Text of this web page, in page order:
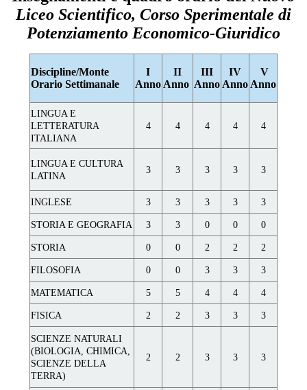
Liceo Scientifico, Corso Sperimentale di
Potenziamento Economico-Giuridico
Discipline/Monte
Orario Settimanale
I
Anno
II
Anno
III
Anno
IV
Anno
V
Anno
LINGUA E
LETTERATURA
ITALIANA
4 4 4 4 4
LINGUA E CULTURA
LATINA
3 3 3 3 3
INGLESE 3 3 3 3 3
STORIA E GEOGRAFIA 3 3 0 0 0
STORIA 0 0 2 2 2
FILOSOFIA 0 0 3 3 3
MATEMATICA 5 5 4 4 4
FISICA 2 2 3 3 3
SCIENZE NATURALI
(BIOLOGIA, CHIMICA,
SCIENZE DELLA
TERRA)
2 2 3 3 3